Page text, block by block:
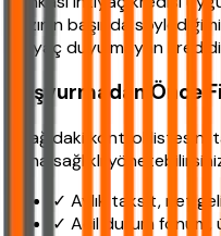
yazının başında
ihtiyaç duyulmayan
Başvurmadan Önce
Aşağıdaki kontrol listesini
daha sağlıklı
✓ Aylık taksit, net
✓ Acil durum fonum,